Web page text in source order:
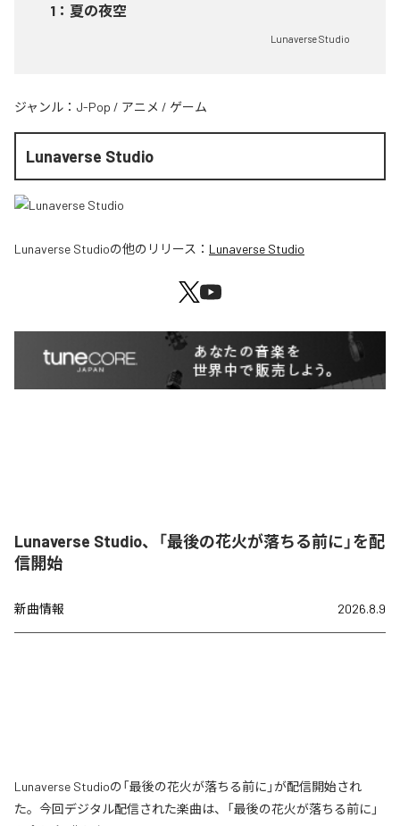
1 ： 夏の夜空
Lunaverse Studio
ジャンル： J-Pop / アニメ / ゲーム
Lunaverse Studio
Lunaverse Studioの他のリリース： Lunaverse Studio
Lunaverse Studio、「最後の花火が落ちる前に」を配
信開始
新曲情報 2026.8.9
Lunaverse Studioの「最後の花火が落ちる前に」が配信開始され
た。今回デジタル配信された楽曲は、「最後の花火が落ちる前に」